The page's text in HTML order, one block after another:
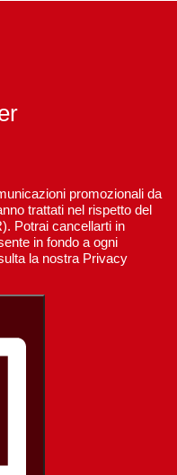
promozionali da
trattati nel rispetto del
Potrai cancellarti in
in fondo a ogni
la nostra Privacy